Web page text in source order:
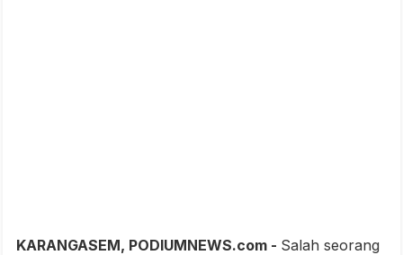
KARANGASEM, PODIUMNEWS.com - Salah seorang